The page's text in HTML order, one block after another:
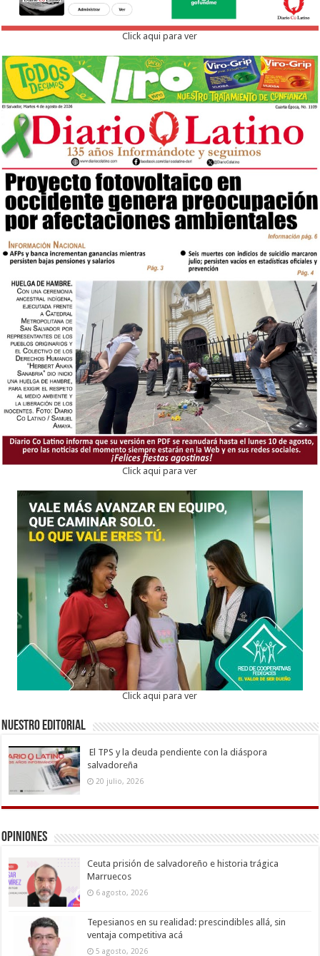
Click aqui para ver
Click aqui para ver
Click aqui para ver
Nuestro Editorial
El TPS y la deuda pendiente con la diáspora
salvadoreña
20 julio, 2026
Opiniones
Ceuta prisión de salvadoreño e historia trágica
Marruecos
6 agosto, 2026
Tepesianos en su realidad: prescindibles allá, sin
ventaja competitiva acá
5 agosto, 2026